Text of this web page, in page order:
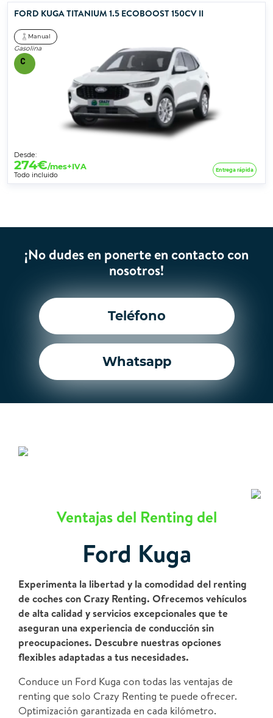
FORD KUGA TITANIUM 1.5 ECOBOOST 150CV II
Manual
Gasolina
Desde:
274€/mes+IVA
Todo incluido
Entrega rápida
¡No dudes en ponerte en contacto con
nosotros!
Teléfono
Whatsapp
Ventajas del Renting del
Ford Kuga
Experimenta la libertad y la comodidad del renting
de coches con Crazy Renting. Ofrecemos vehículos
de alta calidad y servicios excepcionales que te
aseguran una experiencia de conducción sin
preocupaciones. Descubre nuestras opciones
flexibles adaptadas a tus necesidades.
Conduce un Ford Kuga con todas las ventajas de
renting que solo Crazy Renting te puede ofrecer.
Optimización garantizada en cada kilómetro.